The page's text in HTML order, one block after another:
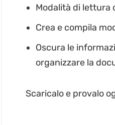
Modalità di lettura
Crea e compila
Oscura le
organizzare la
Scaricalo e provalo